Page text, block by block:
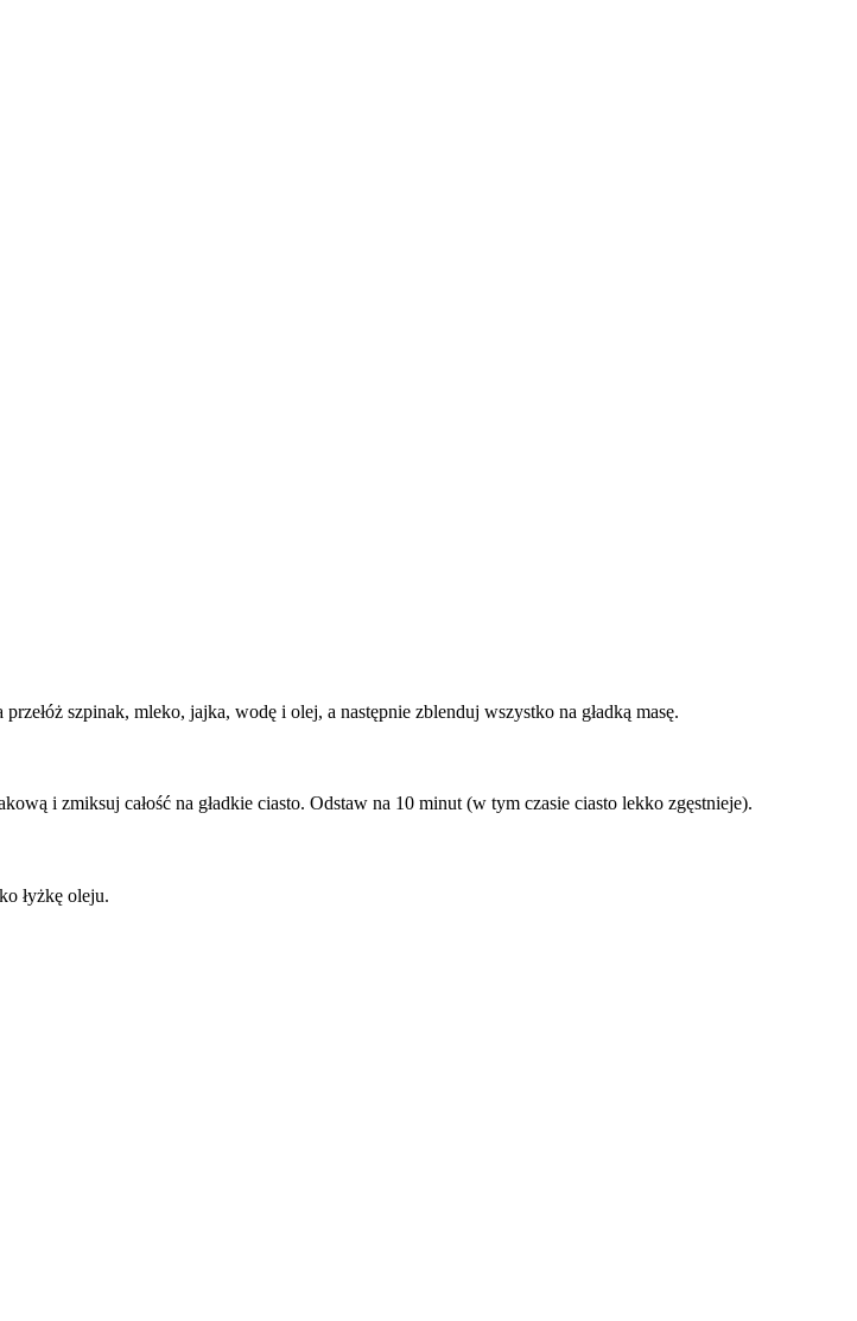
szpinak, mleko, jajka, wodę i olej, a następnie zblenduj wszystko na gładką masę.
i zmiksuj całość na gładkie ciasto. Odstaw na 10 minut (w tym czasie ciasto lekko zgęstnieje).
łyżkę oleju.